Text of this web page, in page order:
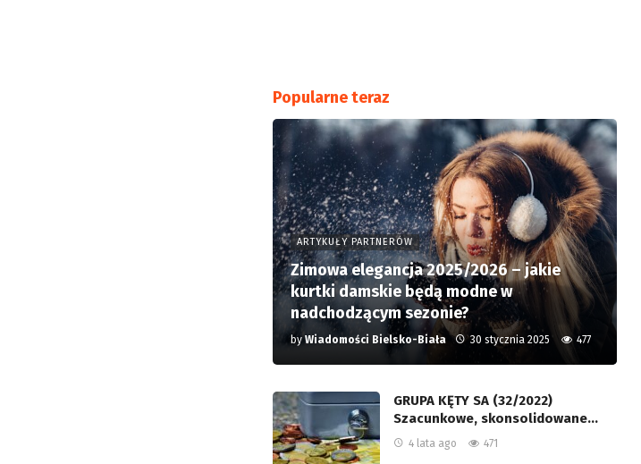
Popularne teraz
ARTYKUŁY PARTNERÓW
Zimowa elegancja 2025/2026 – jakie
kurtki damskie będą modne w
nadchodzącym sezonie?
byWiadomości Bielsko-Biała 30 stycznia 2025 477
GRUPA KĘTY SA (32/2022)
Szacunkowe, skonsolidowane…
4 lata ago 471